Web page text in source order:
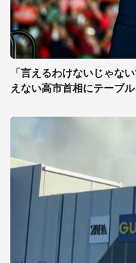
「言えるわけないじゃな
えない高市首相にテーブ